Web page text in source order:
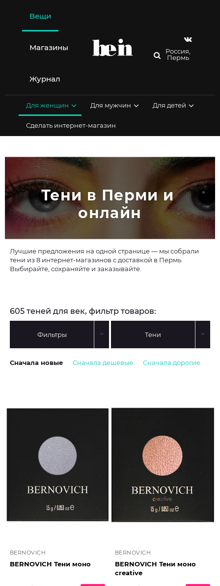
содержимому
Вещи
Магазины
Журнал
Россия,
Пермь
Для женщин Для мужчин Для детей
Сделать интернет-магазин
Тени в Перми и
онлайн
Лучшие предложения на одной странице — мы собрали
тени из 8 интернет-магазинов с доставкой в Пермь.
Выбирайте, сохраняйте и заказывайте.
605 теней для век, фильтр товаров:
Фильтры Тени
Сначала новые Сначала дешёвые Сначала дорогие
BERNOVICH
BERNOVICH Тени моно
BERNOVICH
BERNOVICH Тени моно
creative